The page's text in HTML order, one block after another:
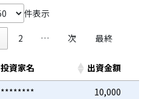
件表示
2 … 次 最終
投資家名
出資金額
********
10,000